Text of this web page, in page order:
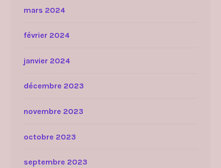
mars 2024
février 2024
janvier 2024
décembre 2023
novembre 2023
octobre 2023
septembre 2023